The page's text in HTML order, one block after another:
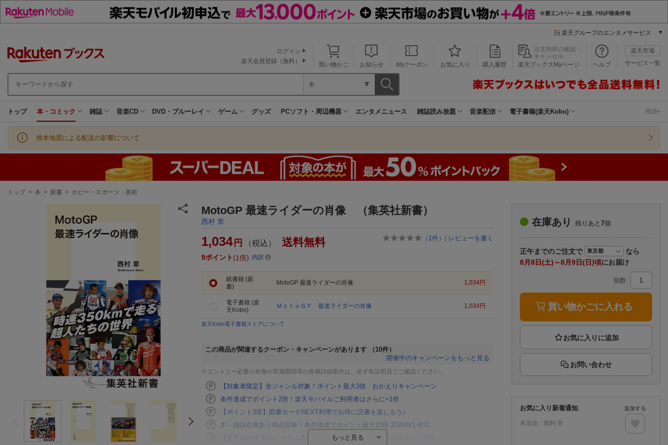
楽天グループのエンタメサービス
本/ゲーム/CD/DVD
楽天ブックス
楽天Kobo
楽天チケット
エンタメニュース
推し楽
買い物かご お知らせ Myクーポン お気に入り 購入履歴
注文内容の確認・
キャンセル
楽天ブックスMyページ
ヘルプ
楽天市場
サービス一覧
ログイン
楽天会員登録（無料）
本
トップ 本・コミック 雑誌 音楽CD DVD・ブルーレイ ゲーム グッズ PCソフト・周辺機器 エンタメニュース 雑誌読み放題 音楽配信 電子書籍(楽天Kobo) R18+
熊本地震による配送の影響について
現
トップ > 本 > 新書 > ホビー・スポーツ・美術
MotoGP 最速ライダーの肖像 （集英社新書）
西村 章
（ 1件） | レビューを書く
1,034 円 （税込） 送料無料
9ポイント 1倍 内訳
紙書籍 (新
書)
MotoGP 最速ライダーの肖像 1,034円
電子書籍 (楽
天Kobo)
ＭｏｔｏＧＰ 最速ライダーの肖像 1,034円
楽天Kobo電子書籍ストアについて
この商品が関連するクーポン・キャンペーンがあります
（10件）
開催中のキャンペーンをもっと見る
※エントリー必要の有無や実施期間等の各種詳細条件は、必ず各説明頁でご確認ください。
【対象者限定】全ジャンル対象！ポイント最大3倍 おかえりキャンペーン
条件達成でポイント2倍！楽天モバイルご利用者はさらに+1倍
【ポイント3倍】図書カードNEXT利用でお得に読書を楽しもう♪
本・雑誌在庫あり商品対象！条件達成でポイント最大10倍 2026/8/1-8/31
【楽天Kobo】初めての方！条件達成で楽天ブックス購入分がポイント20倍
在庫あり 残りあと 7個
正午までのご注文で
なら
8月8日(土)～8月9日(日)頃にお届け
個数
買い物かごに入れる
お問い合わせ
お気に入り新着通知
未追加： 西村 章
追加する